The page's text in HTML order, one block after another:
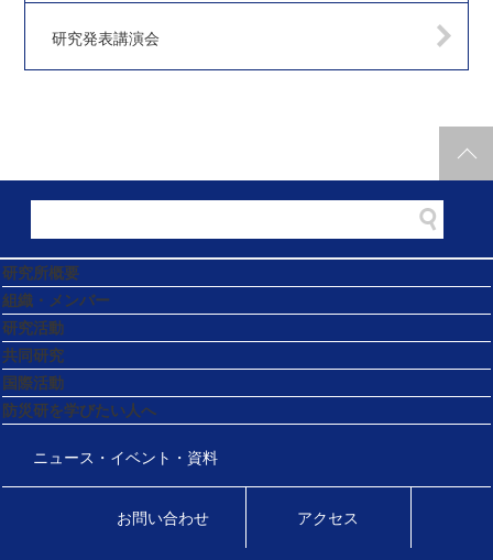
研究発表講演会
研究所概要
組織・メンバー
研究活動
共同研究
国際活動
防災研を学びたい人へ
ニュース・イベント・資料
お問い合わせ アクセス